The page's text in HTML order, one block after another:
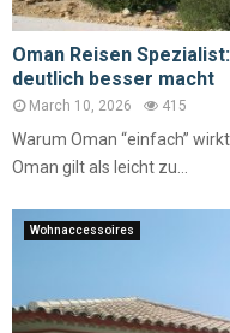
Oman Reisen
deutlich besser macht
March 10, 2026 415
Warum Oman “einfach”
Oman gilt als leicht zu...
Wohnaccessoires